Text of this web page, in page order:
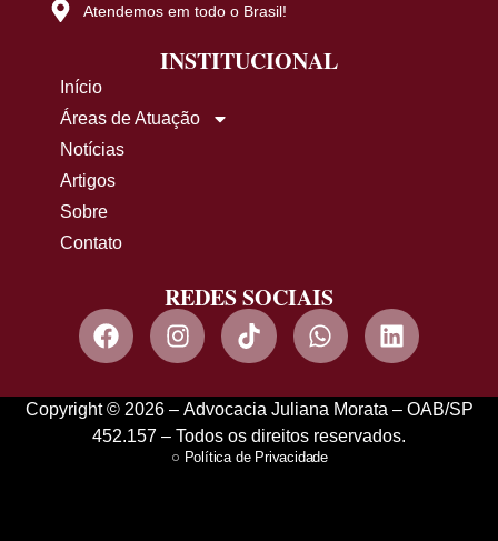
Atendemos em todo o Brasil!
INSTITUCIONAL
Início
Áreas de Atuação
Notícias
Artigos
Sobre
Contato
REDES SOCIAIS
Copyright © 2026 – Advocacia Juliana Morata – OAB/SP
452.157 – Todos os direitos reservados.
Política de Privacidade